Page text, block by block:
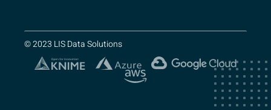
© 2023 LIS Data Solutions